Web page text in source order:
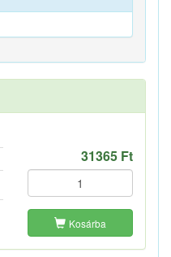
31365 Ft
Kosárba